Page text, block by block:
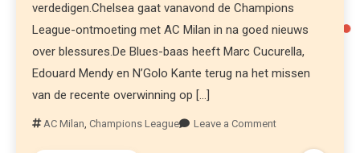
verdedigen.Chelsea gaat vanavond de Champions
League-ontmoeting met AC Milan in na goed nieuws
over blessures.De Blues-baas heeft Marc Cucurella,
Edouard Mendy en N’Golo Kante terug na het missen
van de recente overwinning op […]
AC Milan,Champions League Leave a Comment